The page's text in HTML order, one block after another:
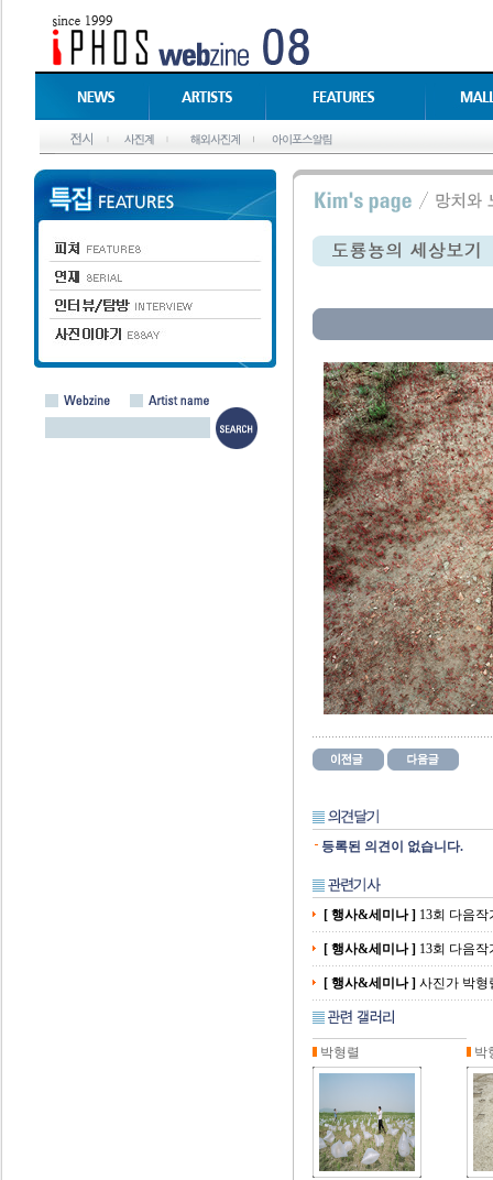
등록된 의견이 없습니다.
[ 행사&세미나 ] 13회 다음
[ 행사&세미나 ] 13회 다음
[ 행사&세미나 ] 사진가 박형
박형렬 박